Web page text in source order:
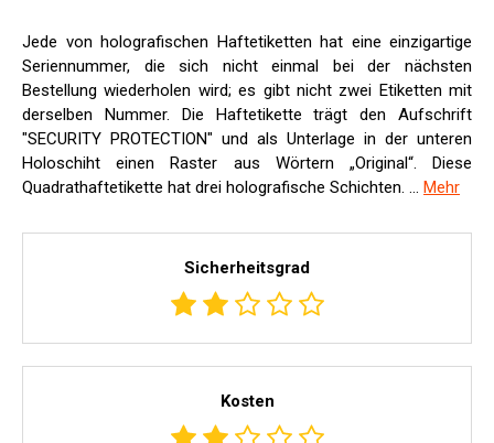
Jede von holografischen Haftetiketten hat eine einzigartige
Seriennummer, die sich nicht einmal bei der nächsten
Bestellung wiederholen wird; es gibt nicht zwei Etiketten mit
derselben Nummer. Die Haftetikette trägt den Aufschrift
"SECURITY PROTECTION" und als Unterlage in der unteren
Holoschiht einen Raster aus Wörtern „Original“. Diese
Quadrathaftetikette hat drei holografische Schichten. ... Mehr
Sicherheitsgrad
Kosten